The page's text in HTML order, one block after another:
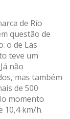
de Río
questão de
o de Las
teve um
não
mas também
de 500
momento
10,4 km/h.